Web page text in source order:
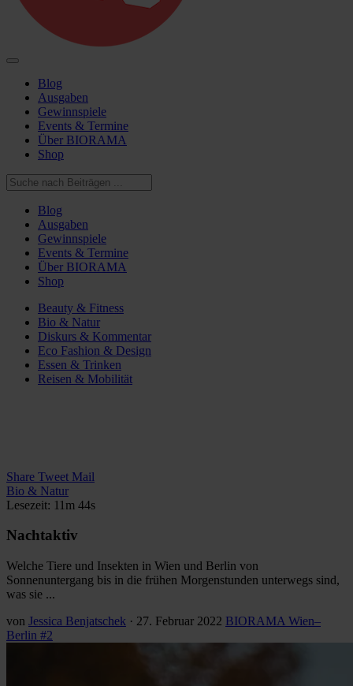
Blog
Ausgaben
Gewinnspiele
Events & Termine
Über BIORAMA
Shop
Blog
Ausgaben
Gewinnspiele
Events & Termine
Über BIORAMA
Shop
Beauty & Fitness
Bio & Natur
Diskurs & Kommentar
Eco Fashion & Design
Essen & Trinken
Reisen & Mobilität
Share Tweet Mail
Bio & Natur
Lesezeit: 11m 44s
Nachtaktiv
Welche Tiere und Insekten in Wien und Berlin von
Sonnenuntergang bis in die frühen Morgenstunden unterwegs sind,
was sie ...
von Jessica Benjatschek · 27. Februar 2022 BIORAMA Wien–
Berlin #2